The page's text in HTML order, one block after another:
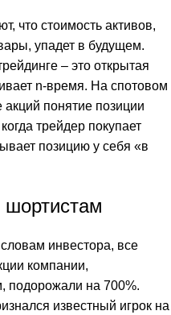
что стоимость активов,
упадет в будущем.
– это открытая
n-время. На спотовом
понятие позиции
трейдер покупает
позицию у себя «в
инвестора, все
компании,
подорожали на 700%.
известный игрок на